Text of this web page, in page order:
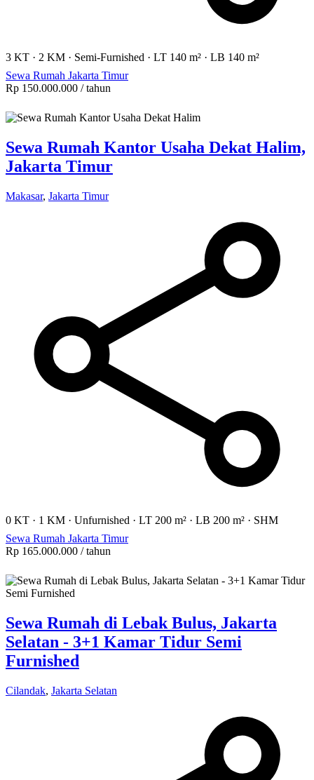
3 KT · 2 KM · Semi-Furnished · LT 140 m² · LB 140 m²
Sewa Rumah Jakarta Timur
Rp 150.000.000 / tahun
Sewa Rumah Kantor Usaha Dekat Halim,
Jakarta Timur
Makasar, Jakarta Timur
0 KT · 1 KM · Unfurnished · LT 200 m² · LB 200 m² · SHM
Sewa Rumah Jakarta Timur
Rp 165.000.000 / tahun
Sewa Rumah di Lebak Bulus, Jakarta
Selatan - 3+1 Kamar Tidur Semi
Furnished
Cilandak, Jakarta Selatan